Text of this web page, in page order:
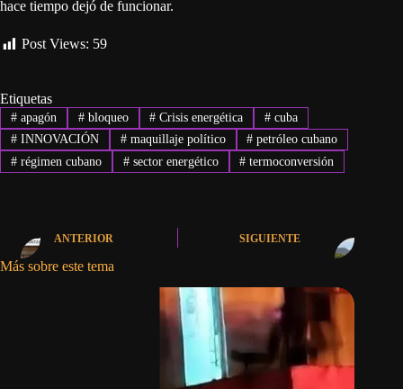
hace tiempo dejó de funcionar.
Post Views: 59
Etiquetas
#apagón #bloqueo # Crisis energética # cuba
#INNOVACIÓN #maquillaje político # petróleo cubano
#régimen cubano #sector energético # termoconversión
ANTERIOR SIGUIENTE
Más sobre este tema